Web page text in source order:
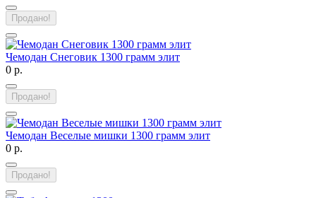
Продано!
Чемодан Снеговик 1300 грамм элит
0 р.
Продано!
Чемодан Веселые мишки 1300 грамм элит
0 р.
Продано!